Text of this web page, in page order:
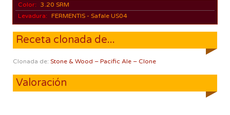
Color: 3.20 SRM
Levadura: FERMENTIS - Safale US04
Receta clonada de...
Clonada de: Stone & Wood – Pacific Ale – Clone
Valoración